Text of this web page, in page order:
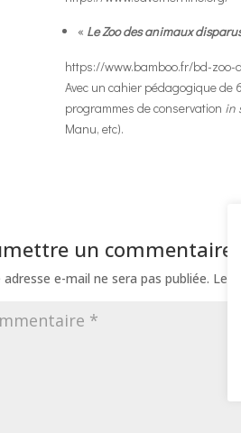
« Le Zoo des animaux
https://www.bamboo.fr/bd-zoo-
Avec un cahier pédagogique de
programmes de conservation in
Manu, etc).
un commentaire
e-mail ne sera pas publiée. Les